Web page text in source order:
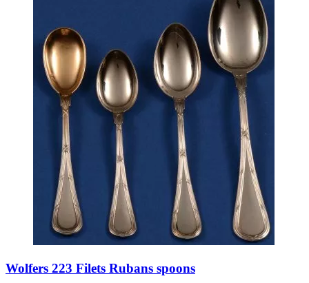
Wolfers 223 Filets Rubans spoons